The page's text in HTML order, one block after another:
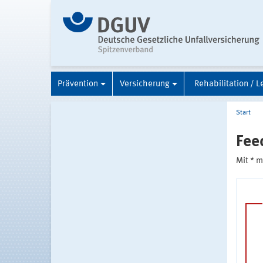
Prävention Versicherung Rehabilitation /
Start
Mit *